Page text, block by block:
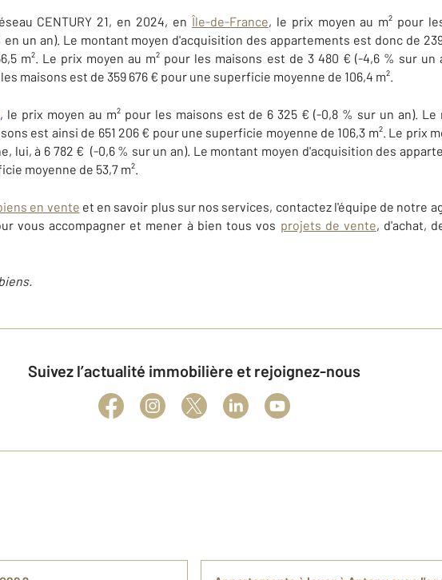
CENTURY 21, en 2024, en Île-de-France, le prix moyen au m² pour
en un an). Le montant moyen d'acquisition des appartements est donc de
m². Le prix moyen au m² pour les maisons est de 3 480 € (-4,6 % sur un
maisons est de 359 676 € pour une superficie moyenne de 106,4 m².
, le prix moyen au m² pour les maisons est de 6 325 € (-0,8 % sur un an). Le
est ainsi de 651 206 € pour une superficie moyenne de 106,3 m². Le prix
lui, à 6 782 € (-0,6 % sur un an). Le montant moyen d'acquisition des
moyenne de 53,7 m².
en vente et en savoir plus sur nos services, contactez l'équipe de notre
vous accompagner et mener à bien tous vos projets de vente, d'achat,
Suivez l’actualité immobilière et rejoignez-nous